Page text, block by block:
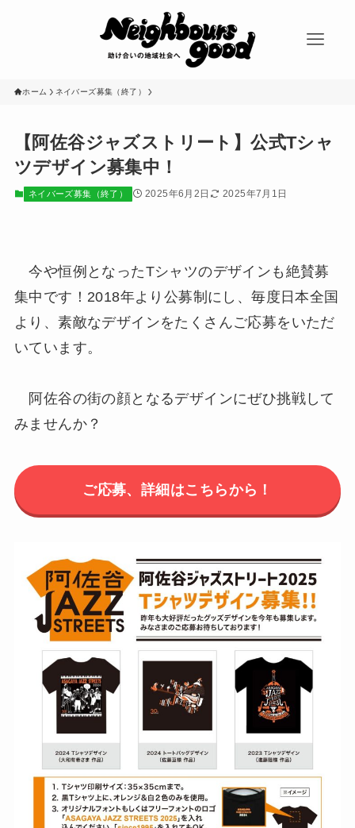
ホーム ネイバーズ募集（終了）
【阿佐谷ジャズストリート】公式Tシャ
ツデザイン募集中！
ネイバーズ募集（終了） 2025年6月2日 2025年7月1日
今や恒例となったTシャツのデザインも絶賛募
集中です！2018年より公募制にし、毎度日本全国
より、素敵なデザインをたくさんご応募をいただ
いています。
阿佐谷の街の顔となるデザインにぜひ挑戦して
みませんか？
ご応募、詳細はこちらから！